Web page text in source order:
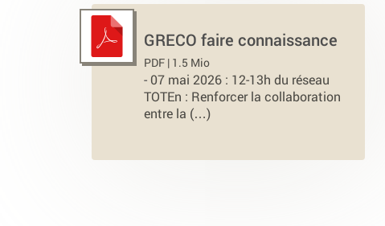
GRECO faire connaissance
PDF | 1.5 Mio
- 07 mai 2026 : 12-13h du réseau
TOTEn : Renforcer la collaboration
entre la (…)